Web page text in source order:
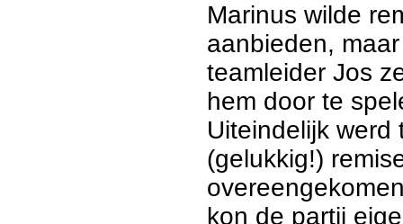
Marinus wilde
aanbieden, maar
teamleider Jos
hem door te
Uiteindelijk werd
(gelukkig!)
kon de partij